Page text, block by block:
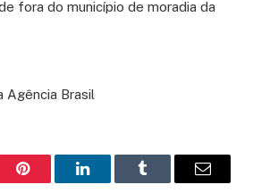
fora do município de moradia da
Agência Brasil
Pinterest LinkedInTumblr Email